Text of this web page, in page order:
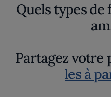
Quels types de
Partagez votre
les à